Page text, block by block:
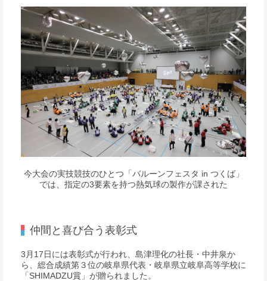
今大会の実技競技のひとつ「バルーンフェスタ in つくば」
では、指定の3要素を持つ熱気球の製作が課された
仲間と喜び合う表彰式
3月17日には表彰式が行われ、島津理化の社長・中井泉か
ら、総合成績第３位の岐阜県代表・岐阜県立岐阜高等学校に
「SHIMADZU賞」が贈られました。